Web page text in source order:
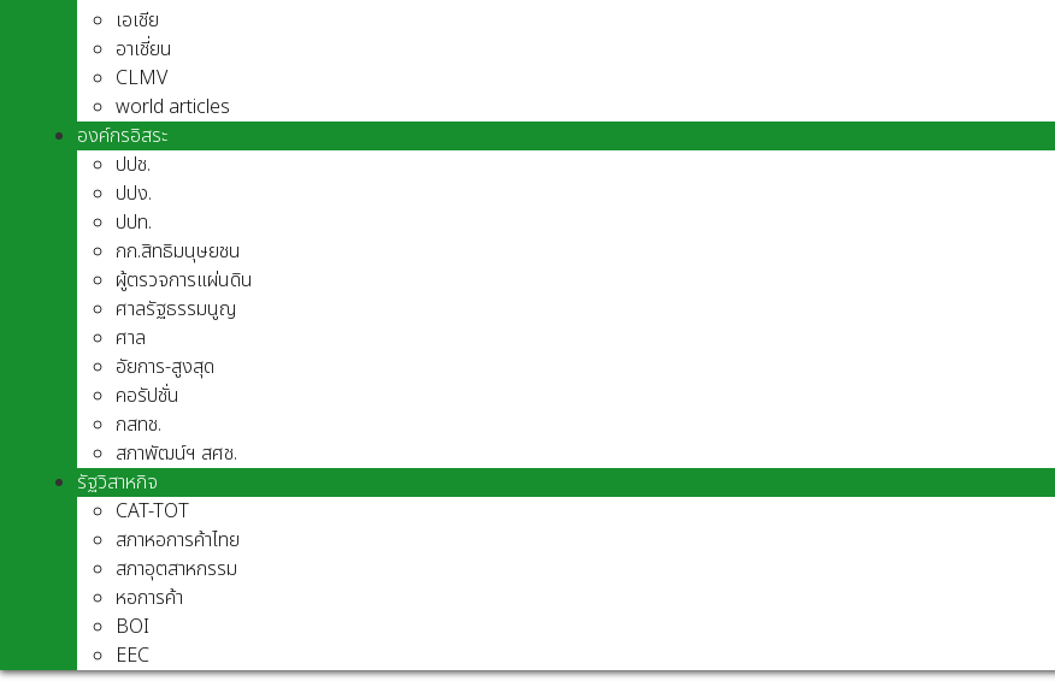
เอเชีย
อาเชี่ยน
CLMV
world articles
องค์กรอิสระ
ปปช.
ปปง.
ปปท.
กก.สิทธิมนุษยชน
ผู้ตรวจการแผ่นดิน
ศาลรัฐธรรมนูญ
ศาล
อัยการ-สูงสุด
คอรัปชั่น
กสทช.
สภาพัฒน์ฯ สศช.
รัฐวิสาหกิจ
CAT-TOT
สภาหอการค้าไทย
สภาอุตสาหกรรม
หอการค้า
BOI
EEC